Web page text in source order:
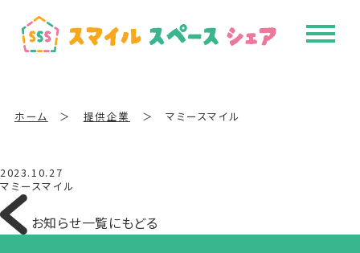
ホーム ＞ 提供企業 ＞ マミースマイル
2023.10.27
マミースマイル
お知らせ一覧にもどる